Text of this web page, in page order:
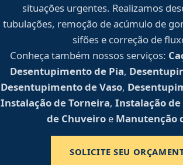
situações urgentes. Realizamos
tubulações, remoção de acúmulo de
sifões e correção de
Conheça também nossos serviços:
Desentupimento de Pia,
Desentupimento de Vaso,
Instalação de Torneira, Instalação de
de Chuveiro e Manutenção
SOLICITE SEU